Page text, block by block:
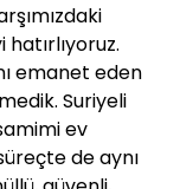
hatırlıyoruz.
emanet eden
Suriyeli
ev
de aynı